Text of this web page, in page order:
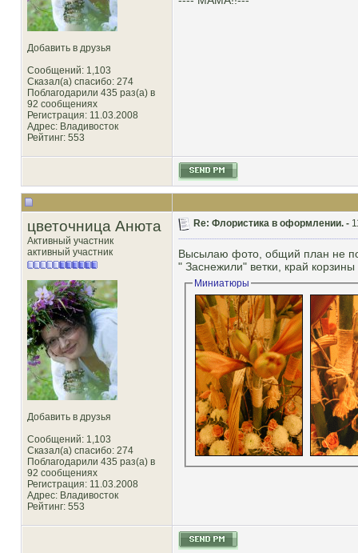
Добавить в друзья
Сообщений: 1,103
Сказал(а) спасибо: 274
Поблагодарили 435 раз(а) в
92 сообщениях
Регистрация: 11.03.2008
Адрес: Владивосток
Рейтинг: 553
цветочница Анюта
Активный участник
активный участник
Добавить в друзья
Сообщений: 1,103
Сказал(а) спасибо: 274
Поблагодарили 435 раз(а) в
92 сообщениях
Регистрация: 11.03.2008
Адрес: Владивосток
Рейтинг: 553
Re: Флористика в оформлении. -
Высылаю фото, общий план не
" Заснежили" ветки, край
Миниатюры